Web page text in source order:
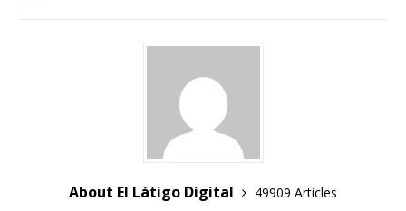
About El Látigo Digital
49909 Articles